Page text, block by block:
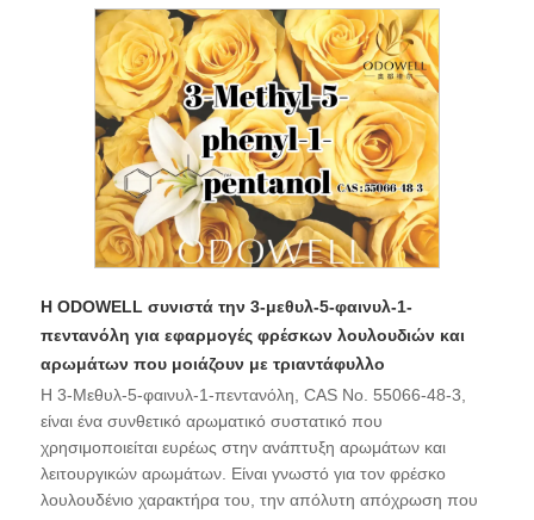
Η ODOWELL συνιστά την 3-μεθυλ-5-φαινυλ-1-
πεντανόλη για εφαρμογές φρέσκων λουλουδιών και
αρωμάτων που μοιάζουν με τριαντάφυλλο
Η 3-Μεθυλ-5-φαινυλ-1-πεντανόλη, CAS No. 55066-48-3,
είναι ένα συνθετικό αρωματικό συστατικό που
χρησιμοποιείται ευρέως στην ανάπτυξη αρωμάτων και
λειτουργικών αρωμάτων. Είναι γνωστό για τον φρέσκο ​​
λουλουδένιο χαρακτήρα του, την απόλυτη απόχρωση που